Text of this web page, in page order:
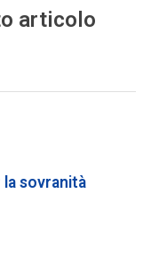
articolo
sovranità